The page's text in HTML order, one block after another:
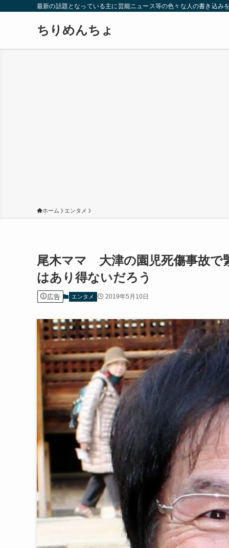
最新の話題となっている主に芸能ニュース等の色々な人の書き込
ちりめんちょ
ホーム エンタメ
尾木ママ 大津の園児死傷事故で
はあり得ないだろう
広告 エンタメ 2019年5月10日